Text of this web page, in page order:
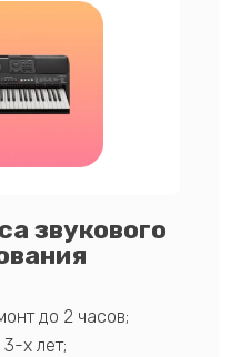
звукового
до 2 часов;
х лет;